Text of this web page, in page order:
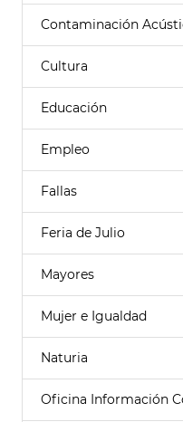
Contaminación
Cultura
Educación
Empleo
Fallas
Feria de Julio
Mayores
Mujer e Igualdad
Naturia
Oficina Información